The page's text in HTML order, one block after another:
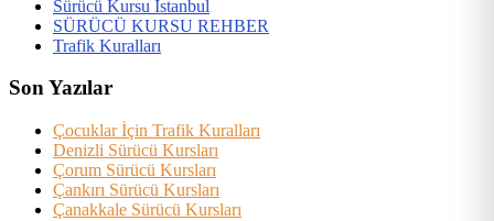
Sürücü Kursu İstanbul
SÜRÜCÜ KURSU REHBER
Trafik Kuralları
Son Yazılar
Çocuklar İçin Trafik Kuralları
Denizli Sürücü Kursları
Çorum Sürücü Kursları
Çankırı Sürücü Kursları
Çanakkale Sürücü Kursları